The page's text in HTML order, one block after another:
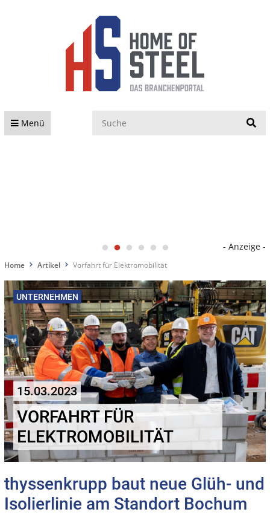
Menü
- Anzeige -
Home Artikel Vorfahrt für Elektromobilität
UNTERNEHMEN
15.03.2023
VORFAHRT FÜR
ELEKTROMOBILITÄT
thyssenkrupp baut neue Glüh- und
Isolierlinie am Standort Bochum